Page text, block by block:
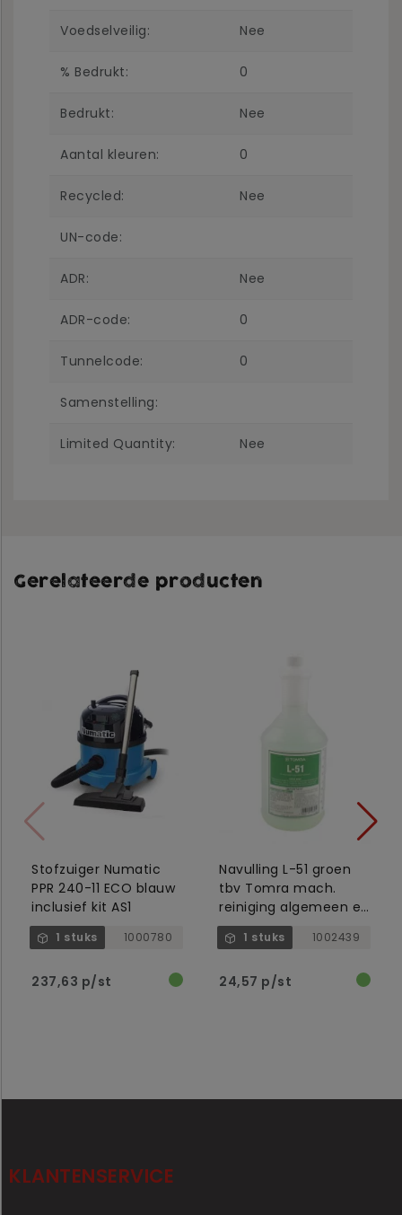
Voedselveilig: Nee
% Bedrukt: 0
Bedrukt: Nee
Aantal kleuren: 0
Recycled: Nee
UN-code:
ADR: Nee
ADR-code: 0
Tunnelcode: 0
Samenstelling:
Limited Quantity: Nee
Gerelateerde producten
Stofzuiger Numatic
PPR 240-11 ECO blauw
inclusief kit AS1
1 stuks 1000780
237,63 p/st
Navulling L-51 groen
tbv Tomra mach.
reiniging algemeen en
backroom
1 stuks 1002439
24,57 p/st
KLANTENSERVICE